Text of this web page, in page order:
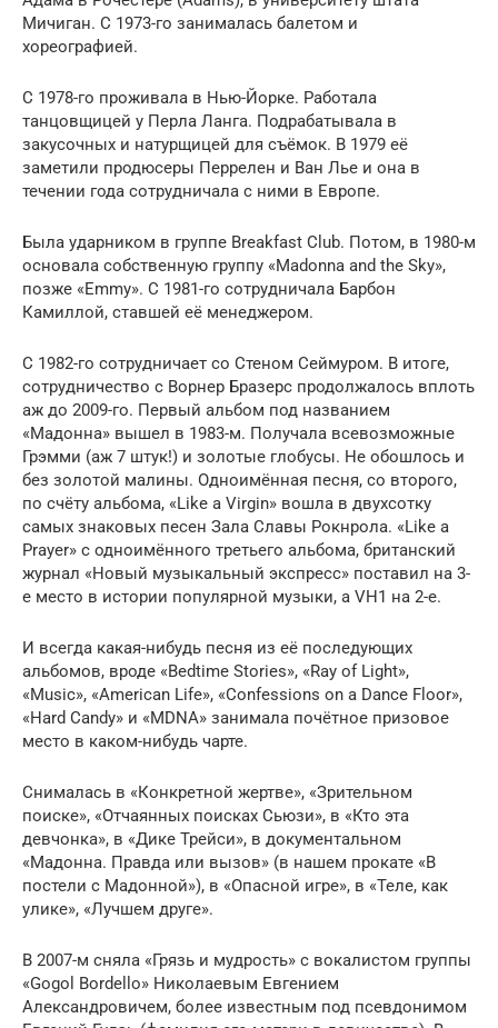
Мичиган. С 1973-го занималась балетом и
хореографией.
С 1978-го проживала в Нью-Йорке. Работала
танцовщицей у Перла Ланга. Подрабатывала в
закусочных и натурщицей для съёмок. В 1979 её
заметили продюсеры Перрелен и Ван Лье и она в
течении года сотрудничала с ними в Европе.
Была ударником в группе Breakfast Club. Потом, в 1980-м
основала собственную группу «Madonna and the Sky»,
позже «Emmy». C 1981-го сотрудничала Барбон
Камиллой, ставшей её менеджером.
С 1982-го сотрудничает со Стеном Сеймуром. В итоге,
сотрудничество с Ворнер Бразерс продолжалось вплоть
аж до 2009-го. Первый альбом под названием
«Мадонна» вышел в 1983-м. Получала всевозможные
Грэмми (аж 7 штук!) и золотые глобусы. Не обошлось и
без золотой малины. Одноимённая песня, со второго,
по счёту альбома, «Like a Virgin» вошла в двухсотку
самых знаковых песен Зала Славы Рокнрола. «Like a
Prayer» с одноимённого третьего альбома, британский
журнал «Новый музыкальный экспресс» поставил на 3-
е место в истории популярной музыки, а VH1 на 2-е.
И всегда какая-нибудь песня из её последующих
альбомов, вроде «Bedtime Stories», «Ray of Light»,
«Music», «American Life», «Confessions on a Dance Floor»,
«Hard Candy» и «MDNA» занимала почётное призовое
место в каком-нибудь чарте.
Снималась в «Конкретной жертве», «Зрительном
поиске», «Отчаянных поисках Сьюзи», в «Кто эта
девчонка», в «Дике Трейси», в документальном
«Мадонна. Правда или вызов» (в нашем прокате «В
постели с Мадонной»), в «Опасной игре», в «Теле, как
улике», «Лучшем друге».
В 2007-м сняла «Грязь и мудрость» с вокалистом группы
«Gogol Bordello» Николаевым Евгением
Александровичем, более известным под псевдонимом